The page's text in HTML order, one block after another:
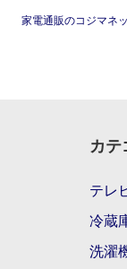
家電通販のコジマネ
カテ
テレ
冷蔵
洗濯